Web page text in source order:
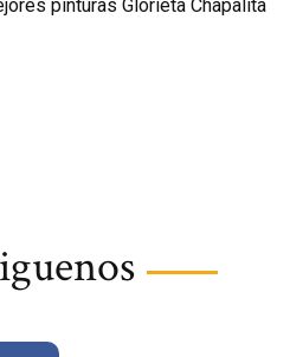
pinturas Glorieta Chapalita